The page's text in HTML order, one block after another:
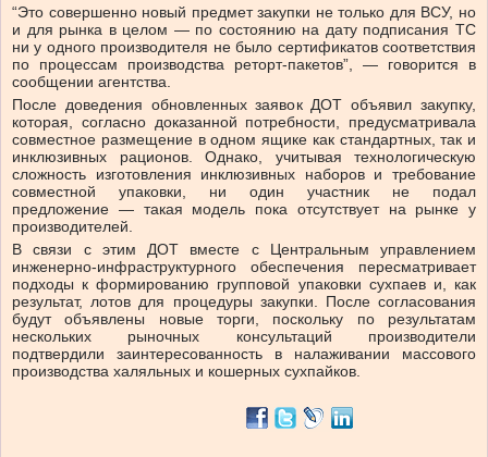
“Это совершенно новый предмет закупки не только для ВСУ, но
и для рынка в целом — по состоянию на дату подписания ТС
ни у одного производителя не было сертификатов соответствия
по процессам производства реторт-пакетов”, — говорится в
сообщении агентства.
После доведения обновленных заявок ДОТ объявил закупку,
которая, согласно доказанной потребности, предусматривала
совместное размещение в одном ящике как стандартных, так и
инклюзивных рационов. Однако, учитывая технологическую
сложность изготовления инклюзивных наборов и требование
совместной упаковки, ни один участник не подал
предложение — такая модель пока отсутствует на рынке у
производителей.
В связи с этим ДОТ вместе с Центральным управлением
инженерно-инфраструктурного обеспечения пересматривает
подходы к формированию групповой упаковки сухпаев и, как
результат, лотов для процедуры закупки. После согласования
будут объявлены новые торги, поскольку по результатам
нескольких рыночных консультаций производители
подтвердили заинтересованность в налаживании массового
производства халяльных и кошерных сухпайков.